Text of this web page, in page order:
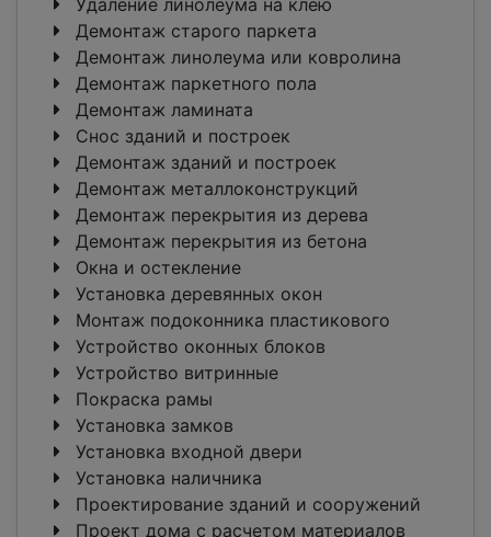
Удаление линолеума на клею
Демонтаж старого паркета
Демонтаж линолеума или ковролина
Демонтаж паркетного пола
Демонтаж ламината
Снос зданий и построек
Демонтаж зданий и построек
Демонтаж металлоконструкций
Демонтаж перекрытия из дерева
Демонтаж перекрытия из бетона
Окна и остекление
Установка деревянных окон
Монтаж подоконника пластикового
Устройство оконных блоков
Устройство витринные
Покраска рамы
Установка замков
Установка входной двери
Установка наличника
Проектирование зданий и сооружений
Проект дома с расчетом материалов